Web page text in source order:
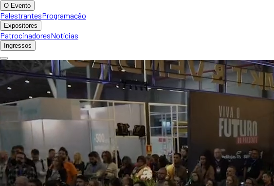
O Evento
PalestrantesProgramação
Expositores
PatrocinadoresNotícias
Ingressos